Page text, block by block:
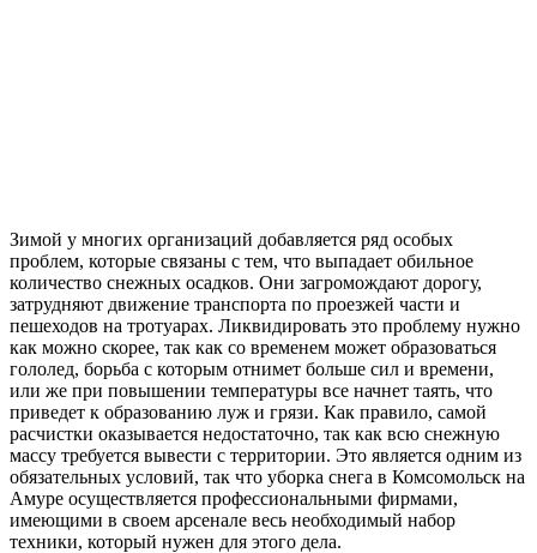
Зимой у многих организаций добавляется ряд особых
проблем, которые связаны с тем, что выпадает обильное
количество снежных осадков. Они загромождают дорогу,
затрудняют движение транспорта по проезжей части и
пешеходов на тротуарах. Ликвидировать это проблему нужно
как можно скорее, так как со временем может образоваться
гололед, борьба с которым отнимет больше сил и времени,
или же при повышении температуры все начнет таять, что
приведет к образованию луж и грязи. Как правило, самой
расчистки оказывается недостаточно, так как всю снежную
массу требуется вывести с территории. Это является одним из
обязательных условий, так что уборка снега в Комсомольск на
Амуре осуществляется профессиональными фирмами,
имеющими в своем арсенале весь необходимый набор
техники, который нужен для этого дела.